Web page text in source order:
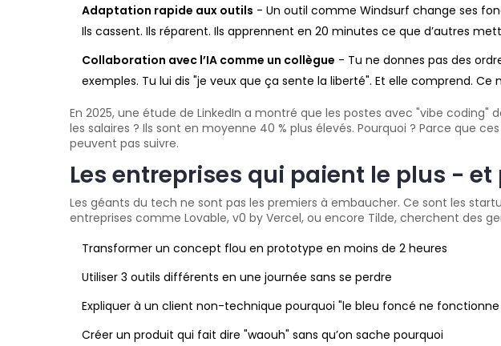
Adaptation rapide aux outils - Un outil comme Windsurf change ses
Ils cassent. Ils réparent. Ils apprennent en 20 minutes ce que d’autres
Collaboration avec l’IA comme un collègue - Tu ne donnes pas des
exemples. Tu lui dis "je veux que ça sente la liberté". Et elle comprend. Ce
En 2025, une étude de LinkedIn a montré que les postes avec "vibe
les salaires ? Ils sont en moyenne 40 % plus élevés. Pourquoi ? Parce que
peuvent pas suivre.
Les entreprises qui paient le plus -
Les géants du tech ne sont pas les premiers à embaucher. Ce sont les
entreprises comme Lovable, v0 by Vercel, ou encore Tilde, cherchent des
Transformer un concept flou en prototype en moins de 2 heures
Utiliser 3 outils différents en une journée sans se perdre
Expliquer à un client non-technique pourquoi "le bleu foncé ne fonctionne
Créer un produit qui fait dire "waouh" sans qu’on sache pourquoi